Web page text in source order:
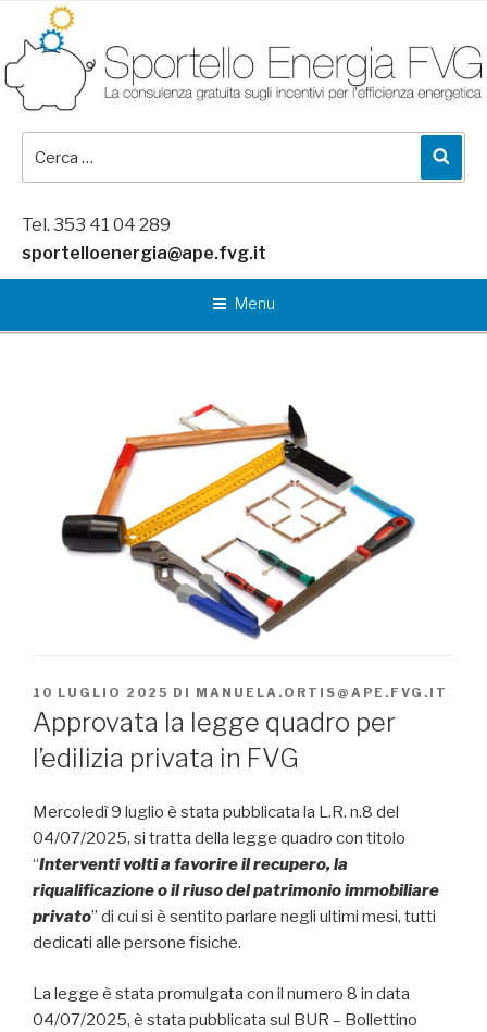
contenuto
Tel. 353 41 04 289
sportelloenergia@ape.fvg.it
Menu
PUBBLICATO
IL
10 LUGLIO 2025 DI MANUELA.ORTIS@APE.FVG.IT
Approvata la legge quadro per
l’edilizia privata in FVG
Mercoledì 9 luglio è stata pubblicata la L.R. n.8 del
04/07/2025, si tratta della legge quadro con titolo
“Interventi volti a favorire il recupero, la
riqualificazione o il riuso del patrimonio immobiliare
privato” di cui si è sentito parlare negli ultimi mesi, tutti
dedicati alle persone fisiche.
La legge è stata promulgata con il numero 8 in data
04/07/2025, è stata pubblicata sul BUR – Bollettino